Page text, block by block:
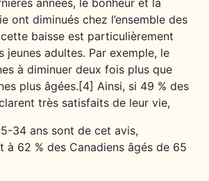
ont diminués chez l’ensemble des
baisse est particulièrement
jeunes adultes. Par exemple, le
à diminuer deux fois plus que
plus âgées.[4] Ainsi, si 49 % des
très satisfaits de leur vie,
34 ans sont de cet avis,
à 62 % des Canadiens âgés de 65